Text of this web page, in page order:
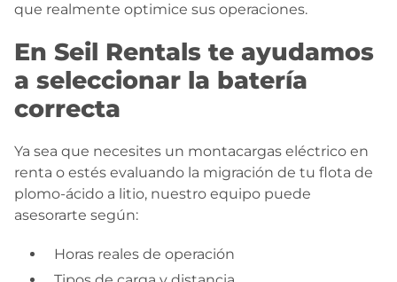
que realmente optimice sus operaciones.
En Seil Rentals te ayudamos
a seleccionar la batería
correcta
Ya sea que necesites un montacargas eléctrico en
renta o estés evaluando la migración de tu flota de
plomo-ácido a litio, nuestro equipo puede
asesorarte según:
Horas reales de operación